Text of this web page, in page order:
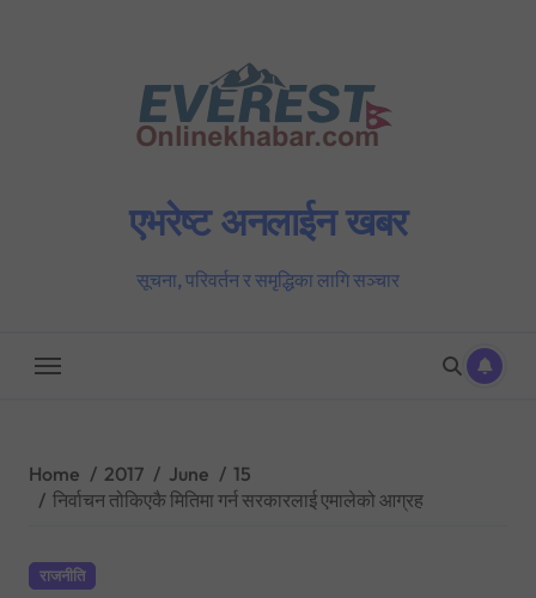
एभरेष्ट अनलाईन खबर
सूचना, परिवर्तन र समृद्धिका लागि सञ्चार
Home 2017 June
15
निर्वाचन तोकिएकै मितिमा गर्न सरकारलाई एमालेको आग्रह
राजनीति